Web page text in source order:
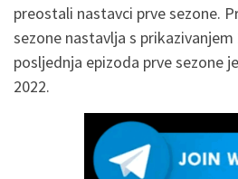
preostali nastavci prve sezone.
sezone nastavlja s prikazivanjem
posljednja epizoda prve sezone
2022.